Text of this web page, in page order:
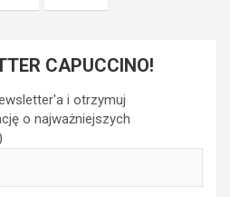
CAPUCCINO!
i otrzymuj
o najważniejszych